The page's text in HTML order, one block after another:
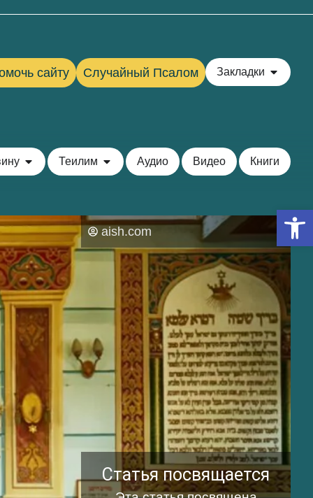
сайту Случайный Псалом Закладки
Теилим Аудио Видео Книги
aish.com
Статья посвящается